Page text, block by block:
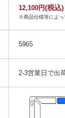
12,100円(税込)
※商品仕様等によっ
5965
2-3営業日で出